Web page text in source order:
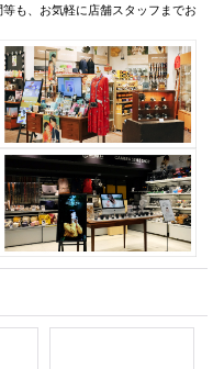
も、お気軽に店舗スタッフまでお